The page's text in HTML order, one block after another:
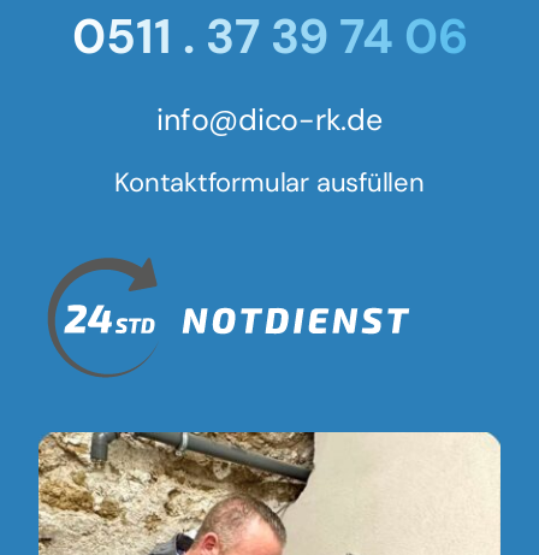
0511 . 37 39 74 06
info@dico-rk.de
Kontaktformular ausfüllen